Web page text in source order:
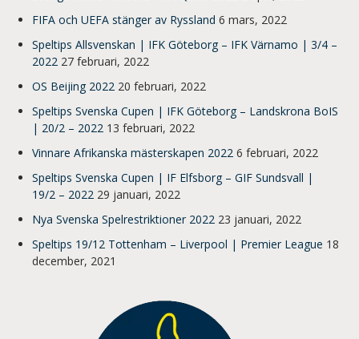
FIFA och UEFA stänger av Ryssland 6 mars, 2022
Speltips Allsvenskan | IFK Göteborg – IFK Värnamo | 3/4 –
2022 27 februari, 2022
OS Beijing 2022 20 februari, 2022
Speltips Svenska Cupen | IFK Göteborg – Landskrona BoIS
| 20/2 – 2022 13 februari, 2022
Vinnare Afrikanska mästerskapen 2022 6 februari, 2022
Speltips Svenska Cupen | IF Elfsborg – GIF Sundsvall |
19/2 – 2022 29 januari, 2022
Nya Svenska Spelrestriktioner 2022 23 januari, 2022
Speltips 19/12 Tottenham – Liverpool | Premier League 18
december, 2021